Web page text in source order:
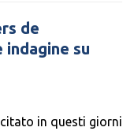
de
indagine su
in questi giorni